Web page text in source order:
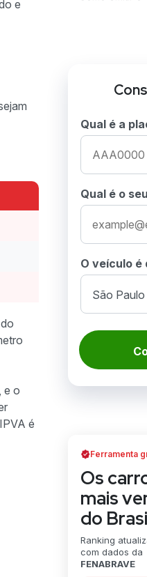
e
e o
é
Qual é a
Qual é o
O veículo é
Ferramenta
Os
mais
do
Ranking
com dados da
FENABRAVE